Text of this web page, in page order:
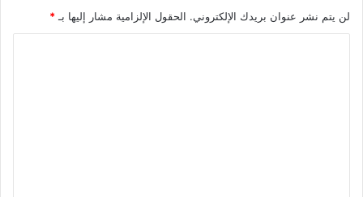
لن يتم نشر عنوان بريدك الإلكتروني. الحقول الإلزامية مشار إليها بـ *